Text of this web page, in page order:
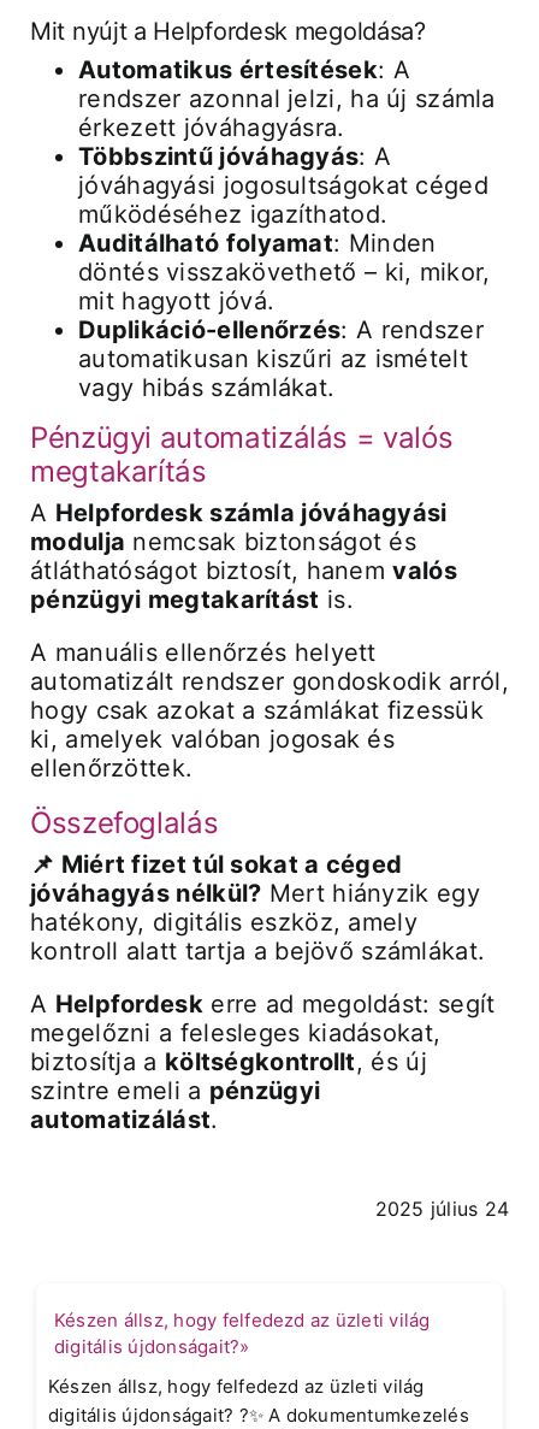
Mit nyújt a Helpfordesk megoldása?
Automatikus értesítések: A
rendszer azonnal jelzi, ha új számla
érkezett jóváhagyásra.
Többszintű jóváhagyás: A
jóváhagyási jogosultságokat céged
működéséhez igazíthatod.
Auditálható folyamat: Minden
döntés visszakövethető – ki, mikor,
mit hagyott jóvá.
Duplikáció-ellenőrzés: A rendszer
automatikusan kiszűri az ismételt
vagy hibás számlákat.
Pénzügyi automatizálás = valós
megtakarítás
A Helpfordesk számla jóváhagyási
modulja nemcsak biztonságot és
átláthatóságot biztosít, hanemvalós
pénzügyi megtakarítást is.
A manuális ellenőrzés helyett
automatizált rendszer gondoskodik arról,
hogy csak azokat a számlákat fizessük
ki, amelyek valóban jogosak és
ellenőrzöttek.
Összefoglalás
📌 Miért fizet túl sokat a céged
jóváhagyás nélkül? Mert hiányzik egy
hatékony, digitális eszköz, amely
kontroll alatt tartja a bejövő számlákat.
A Helpfordeskerre ad megoldást: segít
megelőzni a felesleges kiadásokat,
biztosítja a költségkontrollt, és új
szintre emeli a pénzügyi
automatizálást.
2025 július 24
Készen állsz, hogy felfedezd az üzleti világ
digitális újdonságait?»
Készen állsz, hogy felfedezd az üzleti világ
digitális újdonságait? ?✨ A dokumentumkezelés